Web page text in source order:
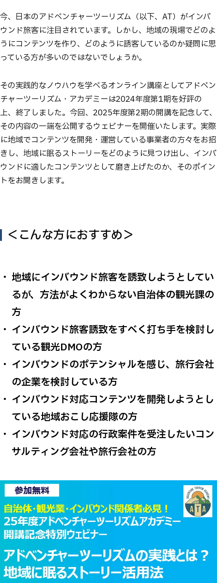
今、日本のアドベンチャーツーリズム（以下、AT）がインバ
ウンド旅客に注目されています。しかし、地域の現場でどのよ
うにコンテンツを作り、どのように誘客しているのか疑問に思
っている方が多いのではないでしょうか。
その実践的なノウハウを学べるオンライン講座としてアドベン
チャーツーリズム・アカデミーは2024年度第1期を好評の
上、終了しました。今回、2025年度第2期の開講を記念して、
その内容の一端を公開するウェビナーを開催いたします。実際
に地域でコンテンツを開発・運営している事業者の方々をお招
きし、地域に眠るストーリーをどのように見つけ出し、インバ
ウンドに適したコンテンツとして磨き上げたのか、そのポイン
トをお聞きします。
＜こんな方におすすめ＞
地域にインバウンド旅客を誘致しようとしてい
るが、方法がよくわからない自治体の観光課の
方
インバウンド旅客誘致をすべく打ち手を検討し
ている観光DMOの方
インバウンドのポテンシャルを感じ、旅行会社
の企業を検討している方
インバウンド対応コンテンツを開発しようとし
ている地域おこし応援隊の方
インバウンド対応の行政案件を受注したいコン
サルティング会社や旅行会社の方